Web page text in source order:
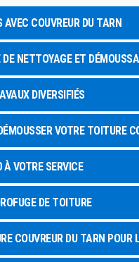
COUVREUR DU TARN
NETTOYAGE ET
DIVERSIFIÉS
VOTRE TOITURE
VOTRE SERVICE
DE TOITURE
COUVREUR DU TARN